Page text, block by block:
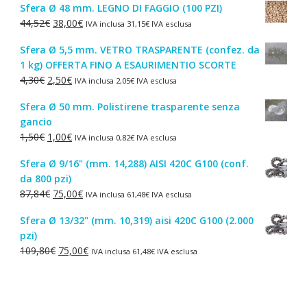
Sfera Ø 48 mm. LEGNO DI FAGGIO (100 PZI)
44,52€ Il
originale
era:
44,52€.
38,00€Il
attuale
è:
38,00€.
IVA inclusa 31,15€IVA esclusa
Sfera Ø 5,5 mm. VETRO TRASPARENTE (confez. da
1 kg) OFFERTA FINO A ESAURIMENTIO SCORTE
4,30€ Il
originale
era:
4,30€.
2,50€Il
attuale
2,50€.
IVA inclusa 2,05€IVA esclusa
Sfera Ø 50 mm. Polistirene trasparente senza
gancio
1,50€ Il
originale
era:
1,50€.
1,00€Il
attuale
è:
1,00€.
IVA inclusa 0,82€IVA esclusa
Sfera Ø 9/16" (mm. 14,288) AISI 420C G100 (conf.
da 800 pzi)
87,84€ Il
originale
87,84€.
75,00€Il
attuale
75,00€.
IVA inclusa 61,48€IVA esclusa
Sfera Ø 13/32" (mm. 10,319) aisi 420C G100 (2.000
pzi)
109,80€ Il
75,00€IlIVA inclusa 61,48€IVA esclusa